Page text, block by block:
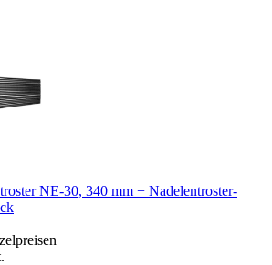
NE-30, 340 mm + Nadelentroster-